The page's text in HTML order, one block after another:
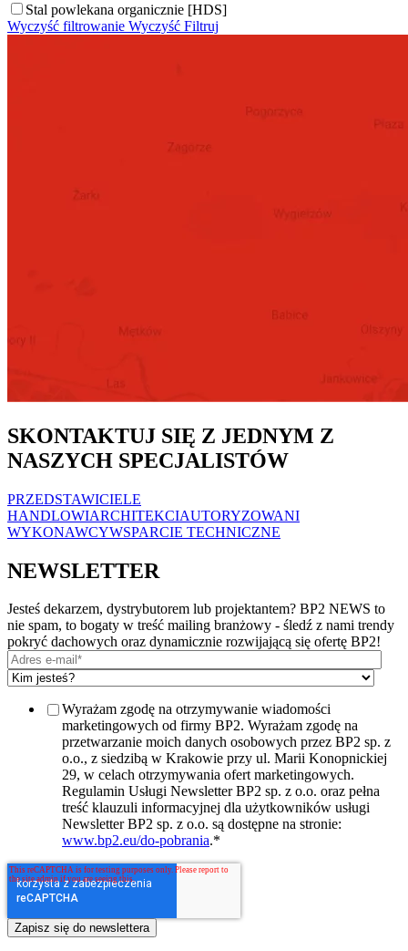
Stal powlekana organicznie [HDS]
Wyczyść filtrowanie Wyczyść Filtruj
SKONTAKTUJ SIĘ Z JEDNYM Z
NASZYCH SPECJALISTÓW
PRZEDSTAWICIELE
HANDLOWIARCHITEKCIAUTORYZOWANI
WYKONAWCYWSPARCIE TECHNICZNE
NEWSLETTER
Jesteś dekarzem, dystrybutorem lub projektantem? BP2 NEWS to
nie spam, to bogaty w treść mailing branżowy - śledź z nami trendy
pokryć dachowych oraz dynamicznie rozwijającą się ofertę BP2!
Wyrażam zgodę na otrzymywanie wiadomości
marketingowych od firmy BP2. Wyrażam zgodę na
przetwarzanie moich danych osobowych przez BP2 sp. z
o.o., z siedzibą w Krakowie przy ul. Marii Konopnickiej
29, w celach otrzymywania ofert marketingowych.
Regulamin Usługi Newsletter BP2 sp. z o.o. oraz pełna
treść klauzuli informacyjnej dla użytkowników usługi
Newsletter BP2 sp. z o.o. są dostępne na stronie:
www.bp2.eu/do-pobrania.*